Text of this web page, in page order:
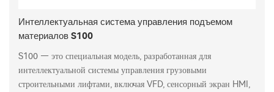
Интеллектуальная система управления подъемом
материалов S100
S100 — это специальная модель, разработанная для
интеллектуальной системы управления грузовыми
строительными лифтами, включая VFD, сенсорный экран HMI,